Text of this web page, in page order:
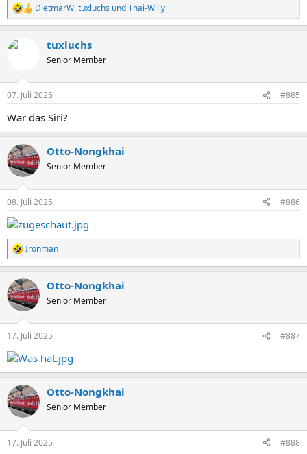
R
e
k
n
e
:
DietmarW,tuxluchs undThai-Willy
tuxluchs
Senior Member
07. Juli 2025 #885
War das Siri?
Otto-Nongkhai
Senior Member
08. Juli 2025 #886
R
e
k
t
i
n
e
n
:
Ironman
Otto-Nongkhai
Senior Member
17. Juli 2025 #887
Otto-Nongkhai
Senior Member
17. Juli 2025 #888